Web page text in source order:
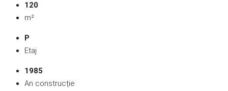
120
m²
P
Etaj
1985
An construcție